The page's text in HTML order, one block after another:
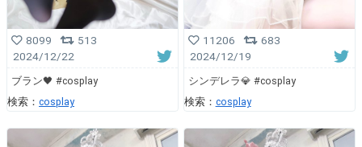
8099
513
2024/12/22
ブラン🖤 #cosplay
検索： cosplay
11206
683
2024/12/19
シンデレラ💎 #cosplay
検索： cosplay